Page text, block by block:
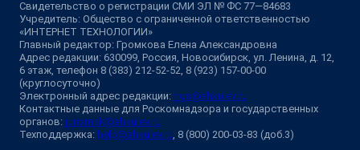
Свидетельство о регистрации СМИ ЭЛ № ФС 77—84683
Учредитель: Общество с ограниченной ответственностью
«ИНТЕРНЕТ ТЕХНОЛОГИИ»
Главный редактор: Громкова Елена Александровна
Адрес редакции: 630099, Россия, Новосибирск, ул. Ленина, д. 12,
6 этаж, телефон 8 (383) 212-52-52, 8 (923) 157-00-00
(круглосуточно)
Электронный адрес редакции: ngs@shkulev.ru
Контактные данные для Роскомнадзора и государственных
органов: juristnsk@shkulev.ru
Техподдержка: help@shkulev.ru , 8 (800) 200-03-83 (доб.3)